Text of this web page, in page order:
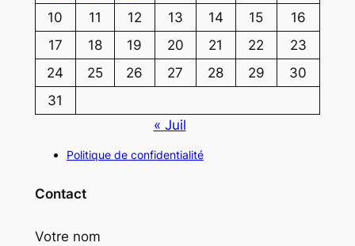
10
11 12 13 14 15
16
17
18 19 20 21 22
23
24
25 26 27 28 29
30
31
« Juil
Politique de confidentialité
Contact
Votre nom